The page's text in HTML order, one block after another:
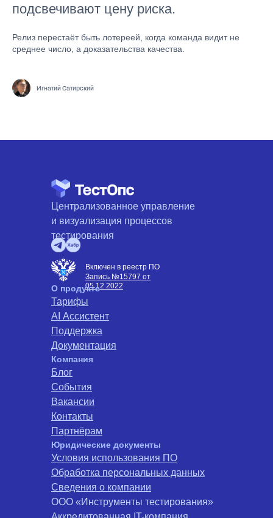
подсвечивают цену риска.
Релиз перестаёт быть лотереей, когда команда видит не
среднее число, а доказательства качества.
Игнатий Сатирский
Централизованное управление
и визуализация процессов
тестирования
Включен в реестр ПО
Запись №15797 от
05.12.2022
О продукте
Тарифы
AI Ассистент
Поддержка
Документация
Компания
Блог
События
Вакансии
Контакты
Партнёрам
Юридические документы
Условия использования ПО
Обработка персональных данных
Сведения о компании
ООО «Инструменты тестирования»